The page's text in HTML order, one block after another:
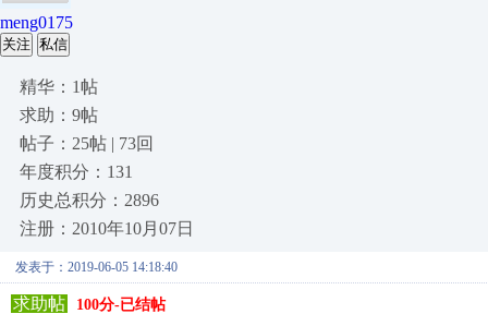
meng0175
关注 私信
精华：1帖
求助：9帖
帖子：25帖 | 73回
年度积分：131
历史总积分：2896
注册：2010年10月07日
发表于：2019-06-05 14:18:40
求助帖 100分-已结帖